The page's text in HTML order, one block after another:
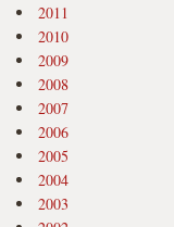
2011
2010
2009
2008
2007
2006
2005
2004
2003